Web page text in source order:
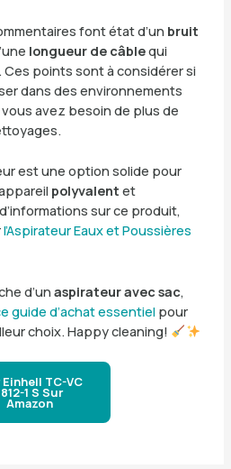
font état d’un bruit
longueur de câblequi
points sont à considérer si
dans des environnements
avez besoin de plus de
est une option solide pour
polyvalent et
sur ce produit,
l’Aspirateur Eaux et Poussières
d’un aspirateur avec sac,
guide d’achat essentielpour
choix. Happy cleaning!
Einhell TC-VC
1 S Sur
Amazon